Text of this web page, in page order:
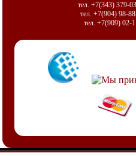
тел. +7(343) 379-
тел. +7(904) 98-
тел. +7(909) 02-